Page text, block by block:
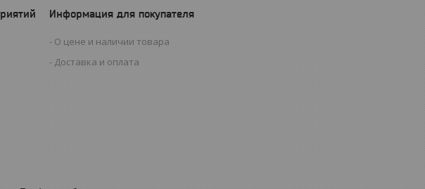
Информация для покупателя
О цене и наличии товара
Доставка и оплата